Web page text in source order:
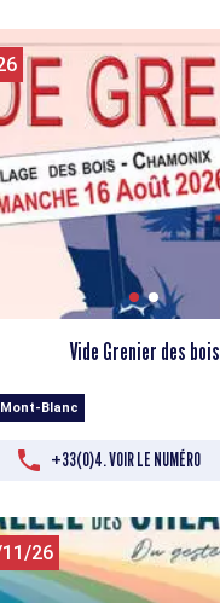
Vide Grenier des bois
Blanc
+33(0)4. VOIR LE NUMÉRO
26